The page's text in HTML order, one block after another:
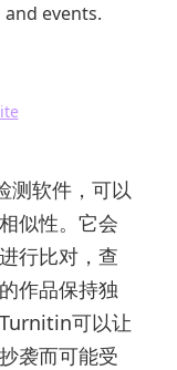
events.
在家中。
测软件，可以
似性。它会
行比对，查
作品保持独
可以让
袭而可能受